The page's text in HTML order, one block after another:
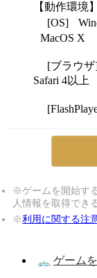
【動作環境】
[OS]
MacOS X
[ブラウザ]
Safari 4以上
※ゲームを開始す
人情報を取得でき
※利用に関する注
ゲーム